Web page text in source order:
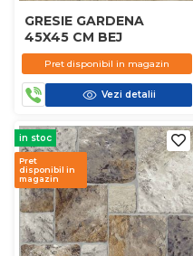
GRESIE GARDENA
45X45 CM BEJ
Pret disponibil in magazin
Vezi detalii
in stoc
Pret
disponibil in
magazin